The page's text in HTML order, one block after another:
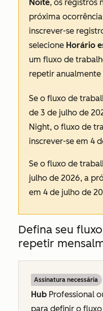
Noite, os registros
próxima
inscrever-se
selecione Horário
um fluxo de
repetir anualmente
Se o fluxo de
de 3 de julho de
Night, o fluxo de
inscrever-se em 4
Se o fluxo de
julho de 2026, a
em 4 de julho de
Defina seu
repetir
Assinatura necessária
Hub Professional
para definir o